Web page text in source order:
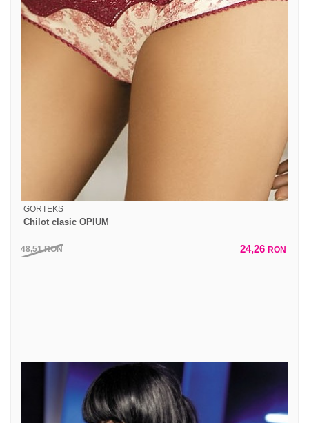
GORTEKS
Chilot clasic OPIUM
48,51RON 24,26 RON